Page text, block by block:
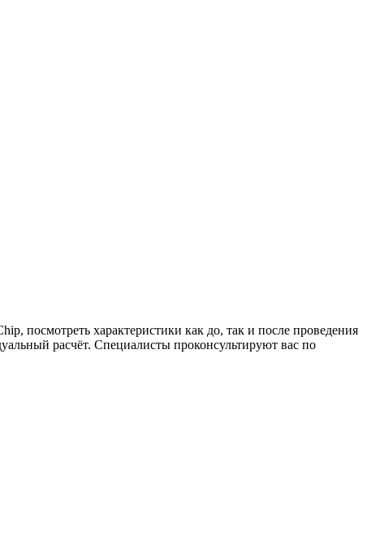
посмотреть характеристики как до, так и после проведения
расчёт. Специалисты проконсультируют вас по